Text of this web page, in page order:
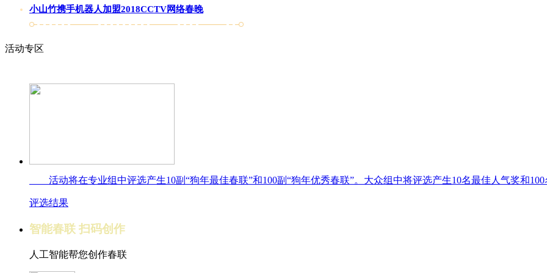
小山竹携手机器人加盟2018CCTV网络春晚
活动专区
活动将在专业组中评选产生10副“狗年最佳春联”和100副“狗年优秀春联”。大众组中将评选产生10名最佳人气奖和100
评选结果
智能春联 扫码创作
人工智能帮您创作春联